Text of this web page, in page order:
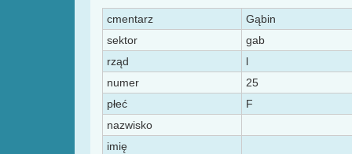
cmentarz
Gąbin
sektor
gab
rząd
l
numer
25
płeć
F
nazwisko
imię